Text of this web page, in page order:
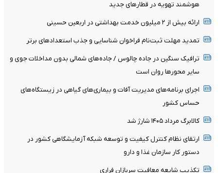
هوشمند تهویه در قطارهای جدید
ارائه بیش از ۲ میلیون خدمت بهداشتی در اربعین حسینی
تمدید مهلت ثبت‌نام فراخوان شناسایی و جذب استعدادهای برتر
ترافیک سنگین در جاده چالوس / جاده‌های شمالی بدون مداخلات جوی و
سایر محورها روان است
اجرای برنامه‌های مدیریت آفات و بیماری‌های گیاهی در زیستگاه‌های
حساس کشور
کالابرگ مرداد ۱۴۰۵ شارژ شد
ارتقای نظام کنترل کیفیت و توسعه شبکه آزمایشگاهی کشور در
دستور کار سازمان غذا و دارو
تکذیب شایعه معافیت سربازان فراری